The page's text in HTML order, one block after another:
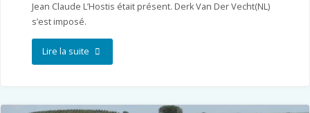
Jean Claude L’Hostis était présent. Derk Van Der Vecht(NL)
s’est imposé.
Lire la suite"World